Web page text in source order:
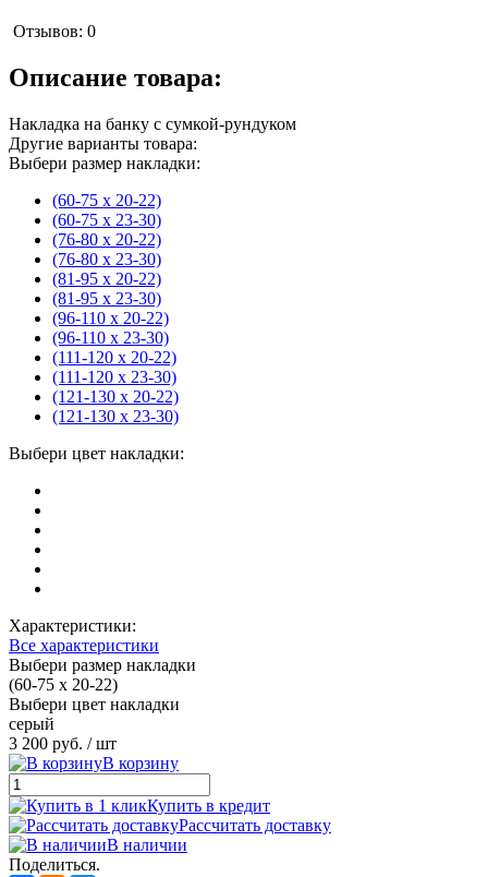
Отзывов: 0
Описание товара:
Накладка на банку с сумкой-рундуком
Другие варианты товара:
Выбери размер накладки:
(60-75 х 20-22)
(60-75 х 23-30)
(76-80 х 20-22)
(76-80 х 23-30)
(81-95 х 20-22)
(81-95 х 23-30)
(96-110 х 20-22)
(96-110 х 23-30)
(111-120 х 20-22)
(111-120 х 23-30)
(121-130 х 20-22)
(121-130 х 23-30)
Выбери цвет накладки:
Характеристики:
Все характеристики
Выбери размер накладки
(60-75 х 20-22)
Выбери цвет накладки
серый
3 200 руб. / шт
В корзину
Купить в кредит
Рассчитать доставку
В наличии
Поделиться.